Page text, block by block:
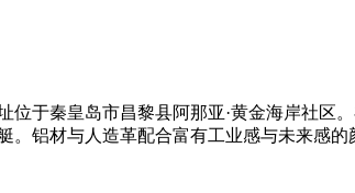
位于秦皇岛市昌黎县阿那亚·黄金海岸社区
。铝材与人造革配合富有工业感与未来感